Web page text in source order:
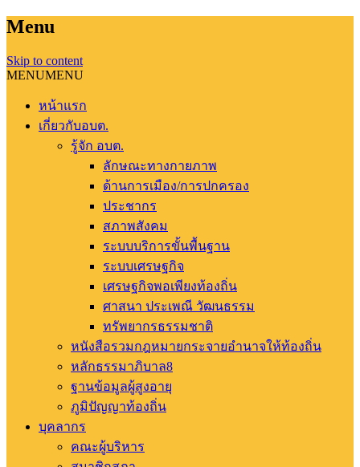
Menu
Skip to content
MENUMENU
หน้าแรก
เกี่ยวกับอบต.
รู้จัก อบต.
ลักษณะทางกายภาพ
ด้านการเมือง/การปกครอง
ประชากร
สภาพสังคม
ระบบบริการขั้นพื้นฐาน
ระบบเศรษฐกิจ
เศรษฐกิจพอเพียงท้องถิ่น
ศาสนา ประเพณี วัฒนธรรม
ทรัพยากรธรรมชาติ
หนังสือรวมกฎหมายกระจายอำนาจให้ท้องถิ่น
หลักธรรมาภิบาล8
ฐานข้อมูลผู้สูงอายุ
ภูมิปัญญาท้องถิ่น
บุคลากร
คณะผู้บริหาร